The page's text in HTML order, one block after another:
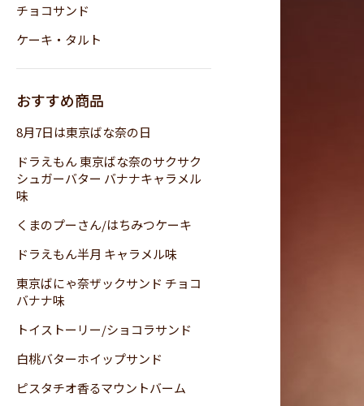
チョコサンド
ケーキ・タルト
おすすめ商品
8月7日は東京ばな奈の日
ドラえもん 東京ばな奈のサクサク
シュガーバター バナナキャラメル
味
くまのプーさん/はちみつケーキ
ドラえもん半月 キャラメル味
東京ばにゃ奈ザックサンド チョコ
バナナ味
トイストーリー/ショコラサンド
白桃バターホイップサンド
ピスタチオ香るマウントバーム